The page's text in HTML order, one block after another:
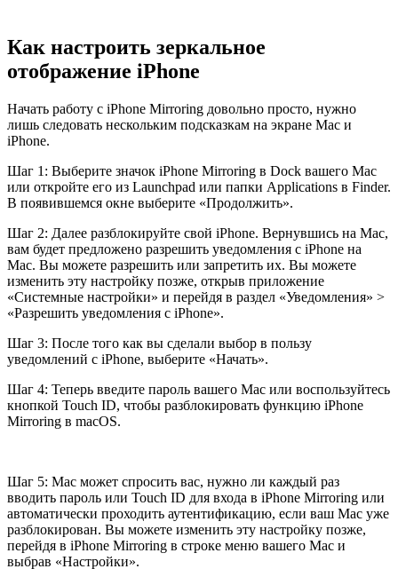
Как настроить зеркальное
отображение iPhone
Начать работу с iPhone Mirroring довольно просто, нужно
лишь следовать нескольким подсказкам на экране Mac и
iPhone.
Шаг 1: Выберите значок iPhone Mirroring в Dock вашего Mac
или откройте его из Launchpad или папки Applications в Finder.
В появившемся окне выберите «Продолжить».
Шаг 2: Далее разблокируйте свой iPhone. Вернувшись на Mac,
вам будет предложено разрешить уведомления с iPhone на
Mac. Вы можете разрешить или запретить их. Вы можете
изменить эту настройку позже, открыв приложение
«Системные настройки» и перейдя в раздел «Уведомления» >
«Разрешить уведомления с iPhone».
Шаг 3: После того как вы сделали выбор в пользу
уведомлений с iPhone, выберите «Начать».
Шаг 4: Теперь введите пароль вашего Mac или воспользуйтесь
кнопкой Touch ID, чтобы разблокировать функцию iPhone
Mirroring в macOS.
Шаг 5: Mac может спросить вас, нужно ли каждый раз
вводить пароль или Touch ID для входа в iPhone Mirroring или
автоматически проходить аутентификацию, если ваш Mac уже
разблокирован. Вы можете изменить эту настройку позже,
перейдя в iPhone Mirroring в строке меню вашего Mac и
выбрав «Настройки».